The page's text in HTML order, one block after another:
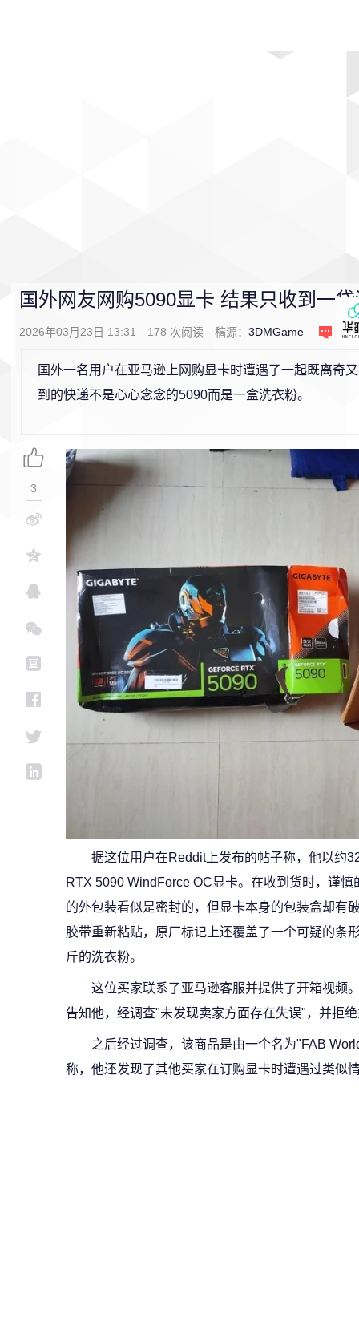
国外网友网购5090显卡 结果只收到一
2026年03月23日 13:31 178 次阅读 稿源： 3DMGame 条
国外一名用户在亚马逊上网购显卡时遭遇了一起既离奇
到的快递不是心心念念的5090而是一盒洗衣粉。
据这位用户在Reddit上发布的帖子称，他以约
RTX 5090 WindForce OC显卡。在收到货时，谨
的外包装看似是密封的，但显卡本身的包装盒却有
胶带重新粘贴，原厂标记上还覆盖了一个可疑的条
斤的洗衣粉。
这位买家联系了亚马逊客服并提供了开箱视频
告知他，经调查"未发现卖家方面存在失误"，并拒
之后经过调查，该商品是由一个名为"FAB
称，他还发现了其他买家在订购显卡时遭遇过类似
3